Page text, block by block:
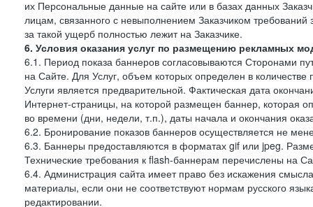
их Персональные данные на сайте или в базах данных
лицам, связанного с невыполнением Заказчиком
за такой ущерб полностью лежит на Заказчике.
6. Условия оказания услуг по размещению рекламных
6.1. Период показа баннеров согласовываются Сторонами
на Сайте. Для Услуг, объем которых определен в количестве
Услуги является предварительной. Фактическая дата
Интернет-страницы, на которой размещен баннер, которая
во времени (дни, недели, т.п.), даты начала и окончания
6.2. Бронирование показов баннеров осуществляется не
6.3. Баннеры предоставляются в форматах gif или jpeg.
Технические требования к flash-баннерам перечислены на
6.4. Администрация сайта имеет право без искажения
материалы, если они не соответствуют нормам русского
редактировании.